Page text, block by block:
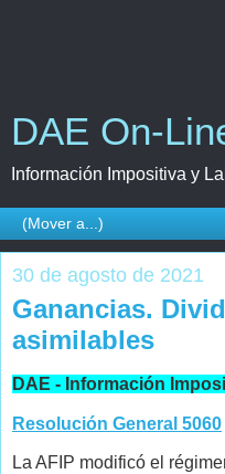
DAE On-
Información Impositiva y
30 de agosto de 2021
Ganancias.
asimilables
DAE - Información
Resolución General 5060
La AFIP modificó el